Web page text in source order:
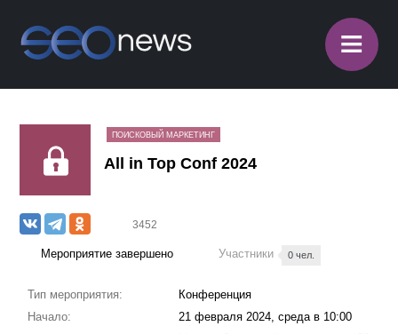
≡
ПОИСКОВЫЙ МАРКЕТИНГ
All in Top Conf 2024
3452
Мероприятие завершено Участники 0 чел.
Тип мероприятия:
Конференция
Начало:
21 февраля 2024, среда в 10:00